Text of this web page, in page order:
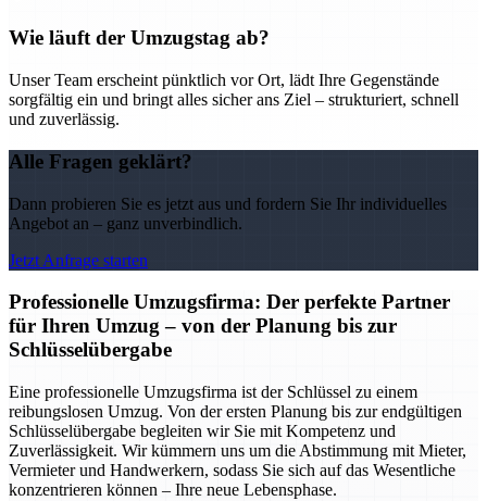
Wie läuft der Umzugstag ab?
Unser Team erscheint pünktlich vor Ort, lädt Ihre Gegenstände
sorgfältig ein und bringt alles sicher ans Ziel – strukturiert, schnell
und zuverlässig.
Alle Fragen geklärt?
Dann probieren Sie es jetzt aus und fordern Sie Ihr individuelles
Angebot an – ganz unverbindlich.
Jetzt Anfrage starten
Professionelle Umzugsfirma: Der perfekte Partner
für Ihren Umzug – von der Planung bis zur
Schlüsselübergabe
Eine professionelle Umzugsfirma ist der Schlüssel zu einem
reibungslosen Umzug. Von der ersten Planung bis zur endgültigen
Schlüsselübergabe begleiten wir Sie mit Kompetenz und
Zuverlässigkeit. Wir kümmern uns um die Abstimmung mit Mieter,
Vermieter und Handwerkern, sodass Sie sich auf das Wesentliche
konzentrieren können – Ihre neue Lebensphase.